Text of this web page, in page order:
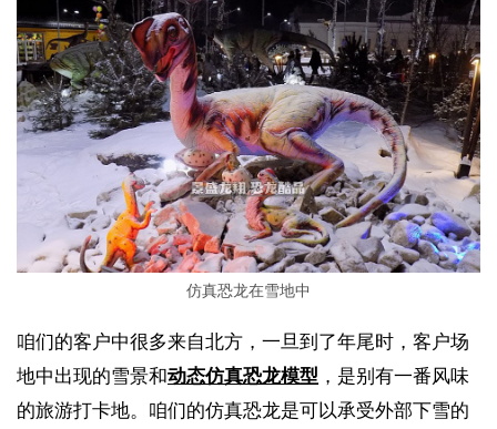
仿真恐龙在雪地中
咱们的客户中很多来自北方，一旦到了年尾时，客户场
地中出现的雪景和动态仿真恐龙模型 ，是别有一番风味
的旅游打卡地。咱们的仿真恐龙是可以承受外部下雪的